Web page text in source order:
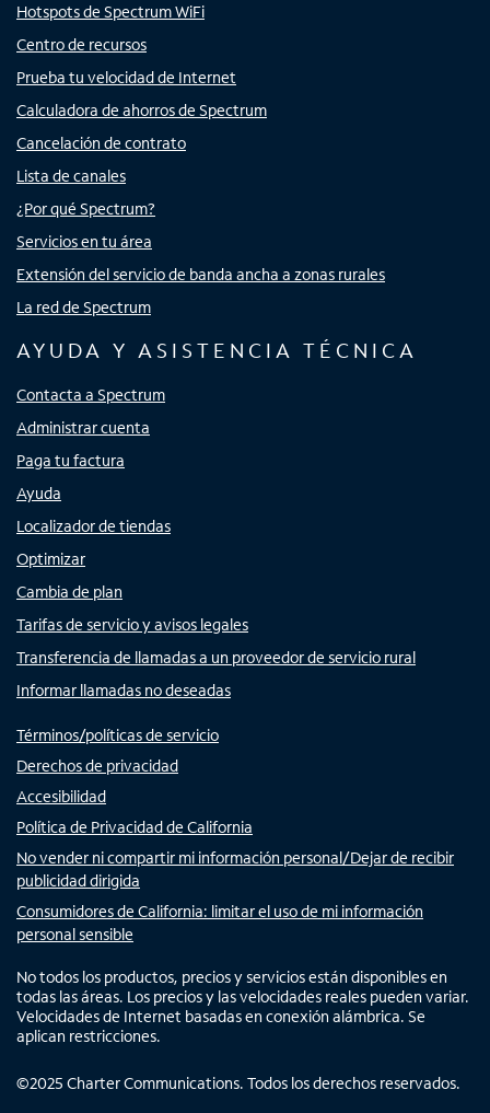
Hotspots de Spectrum WiFi
Centro de recursos
Prueba tu velocidad de Internet
Calculadora de ahorros de Spectrum
Cancelación de contrato
Lista de canales
¿Por qué Spectrum?
Servicios en tu área
Extensión del servicio de banda ancha a zonas rurales
La red de Spectrum
AYUDA Y ASISTENCIA TÉCNICA
Contacta a Spectrum
Administrar cuenta
Paga tu factura
Ayuda
Localizador de tiendas
Optimizar
Cambia de plan
Tarifas de servicio y avisos legales
Transferencia de llamadas a un proveedor de servicio rural
Informar llamadas no deseadas
Términos/políticas de servicio
Derechos de privacidad
Accesibilidad
Política de Privacidad de California
No vender ni compartir mi información personal/Dejar de recibir
publicidad dirigida
Consumidores de California: limitar el uso de mi información
personal sensible
No todos los productos, precios y servicios están disponibles en
todas las áreas. Los precios y las velocidades reales pueden variar.
Velocidades de Internet basadas en conexión alámbrica. Se
aplican restricciones.
©2025 Charter Communications. Todos los derechos reservados.